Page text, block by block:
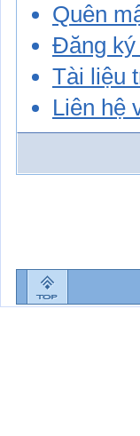
Quên
Đăng ký
Tài liệu
Liên hệ